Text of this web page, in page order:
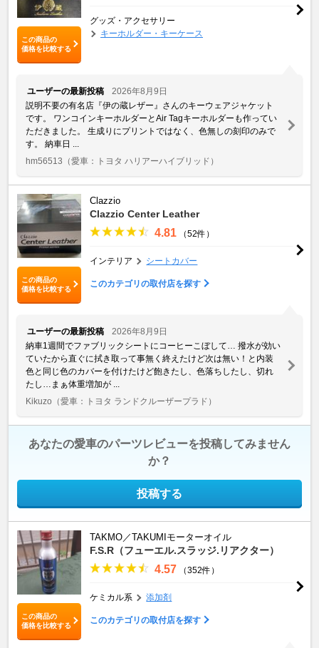
この商品の
価格を比較する
グッズ・アクセサリー
キーホルダー・キーケース
ユーザーの最新投稿
2026年8月9日
説明不要の有名店『伊の蔵レザー』さんのキーウェアジャケット
です。 ワンコインキーホルダーとAir Tagキーホルダーも作ってい
ただきました。 生成りにプリントではなく、色無しの刻印のみで
す。 納車日 ...
hm56513 （愛車：トヨタ ハリアーハイブリッド）
この商品の
価格を比較する
Clazzio
Clazzio Center Leather
4.81 （52件）
インテリア シートカバー
このカテゴリの取付店を探す
ユーザーの最新投稿
2026年8月9日
納車1週間でファブリックシートにコーヒーこぼして… 撥水が効い
ていたから直ぐに拭き取って事無く終えたけど次は無い！と内装
色と同じ色のカバーを付けたけど飽きたし、色落ちしたし、切れ
たし…まぁ体重増加が ...
Kikuzo （愛車：トヨタ ランドクルーザープラド）
あなたの愛車のパーツレビューを投稿してみません
か？
投稿する
この商品の
価格を比較する
TAKMO／TAKUMIモーターオイル
F.S.R（フューエル.スラッジ.リアクター）
4.57 （352件）
ケミカル系 添加剤
このカテゴリの取付店を探す